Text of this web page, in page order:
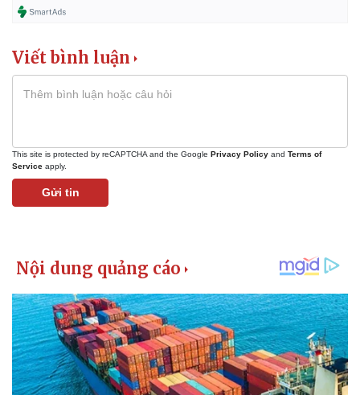
Kinh tế
Bất động sản
Thị trường
Giá vàng
Viết bình luận
This site is protected by reCAPTCHA and the Google Privacy Policy and Terms of
Service apply.
Gửi tin